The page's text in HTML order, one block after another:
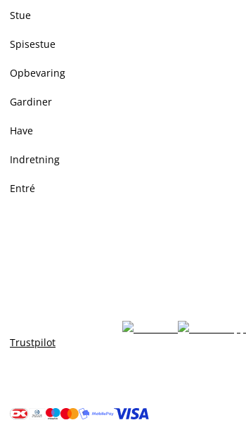
Stue
Spisestue
Opbevaring
Gardiner
Have
Indretning
Entré
Trustpilot